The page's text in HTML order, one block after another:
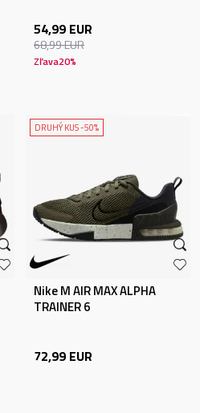
54,99 EUR
68,99EUR
Zľava20%
DRUHÝ KUS -50%
Nike M AIR MAX ALPHA
TRAINER 6
72,99 EUR